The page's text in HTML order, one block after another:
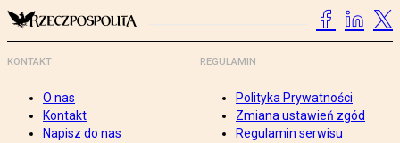
KONTAKT
O nas
Kontakt
Napisz do nas
REGULAMIN
Polityka Prywatności
Zmiana ustawień zgód
Regulamin serwisu